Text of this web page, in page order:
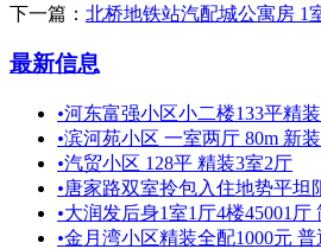
下一篇： 北桥地铁站汽配城公寓房 1
最新信息
•河东富强小区小二楼133平精
•滨河苑小区 一室两厅 80m 新
•汽贸小区 128平 精装3室2厅
•唐家路双室拎包入住地势平坦
•大润发后身1室1厅4楼45001厅
•金月湾小区精装全配1000元 普